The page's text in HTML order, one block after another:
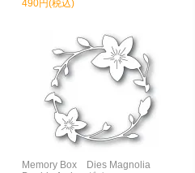
490円(税込)
Memory Box Dies Magnolia